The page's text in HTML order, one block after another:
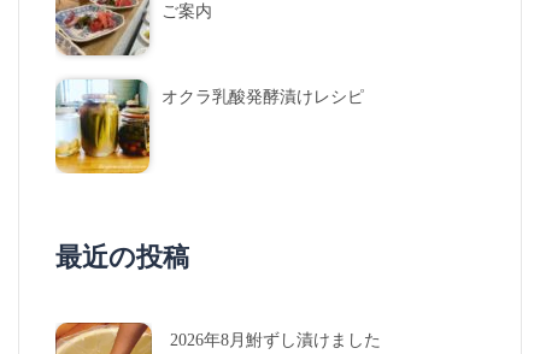
ご案内
オクラ乳酸発酵漬けレシピ
最近の投稿
2026年8月鮒ずし漬けました